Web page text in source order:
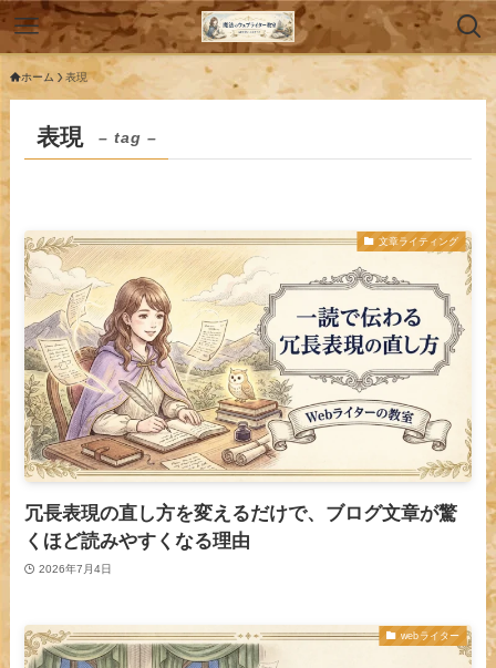
ホーム 表現
表現 – tag –
文章ライティング
冗長表現の直し方を変えるだけで、ブログ文章が驚
くほど読みやすくなる理由
2026年7月4日
webライター